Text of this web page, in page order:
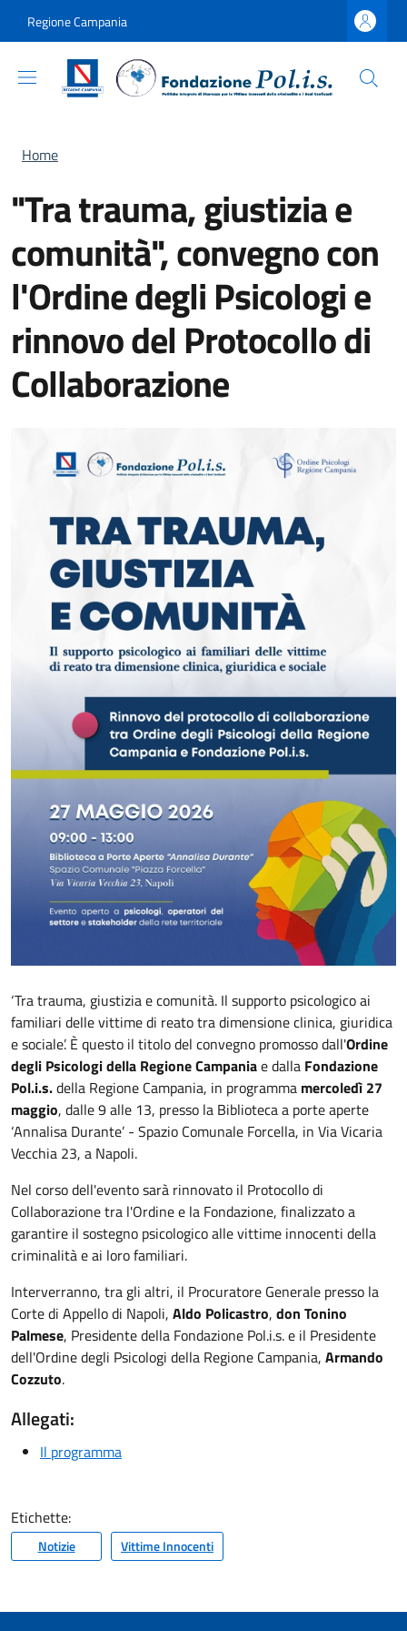
Regione Campania
Briciole di pane
Home
"Tra trauma, giustizia e
comunità", convegno con
l'Ordine degli Psicologi e
rinnovo del Protocollo di
Collaborazione
‘Tra trauma, giustizia e comunità. Il supporto psicologico ai
familiari delle vittime di reato tra dimensione clinica, giuridica
e sociale’. È questo il titolo del convegno promosso dall'Ordine
degli Psicologi della Regione Campaniae dalla Fondazione
Pol.i.s.della Regione Campania, in programma mercoledì 27
maggio, dalle 9 alle 13, presso la Biblioteca a porte aperte
‘Annalisa Durante’ - Spazio Comunale Forcella, in Via Vicaria
Vecchia 23, a Napoli.
Nel corso dell'evento sarà rinnovato il Protocollo di
Collaborazione tra l'Ordine e la Fondazione, finalizzato a
garantire il sostegno psicologico alle vittime innocenti della
criminalità e ai loro familiari.
Interverranno, tra gli altri, il Procuratore Generale presso la
Corte di Appello di Napoli, Aldo Policastro, don Tonino
Palmese, Presidente della Fondazione Pol.i.s. e il Presidente
dell'Ordine degli Psicologi della Regione Campania, Armando
Cozzuto.
Allegati:
Il programma
Etichette:
Notizie Vittime Innocenti